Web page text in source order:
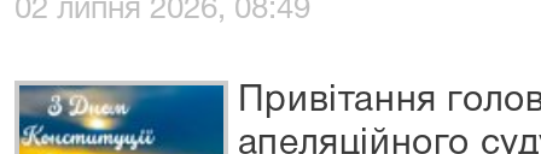
02 липня 2026, 08:49
Привітання
апеляційного